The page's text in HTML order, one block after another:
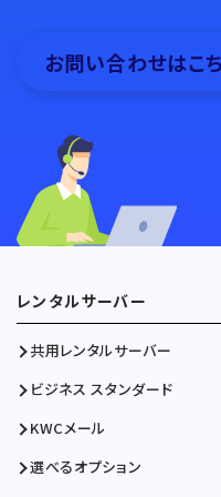
お問い合わせはこ
レンタルサーバー
共用レンタルサーバー
ビジネス スタンダード
KWCメール
選べるオプション